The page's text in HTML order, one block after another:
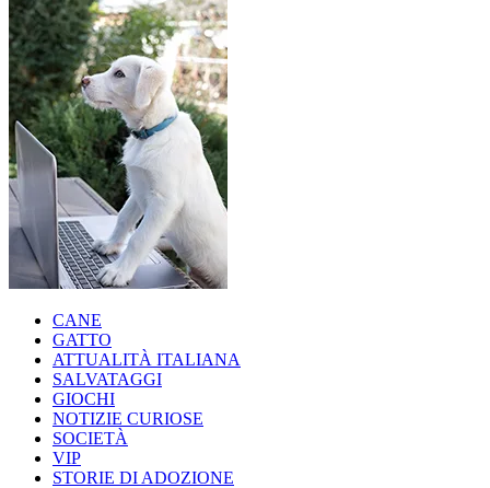
CANE
GATTO
ATTUALITÀ ITALIANA
SALVATAGGI
GIOCHI
NOTIZIE CURIOSE
SOCIETÀ
VIP
STORIE DI ADOZIONE